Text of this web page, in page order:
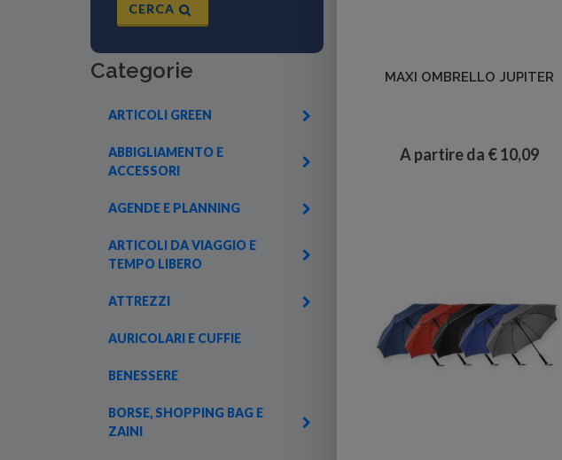
CERCA
Categorie
ARTICOLI GREEN
ABBIGLIAMENTO E
ACCESSORI
AGENDE E PLANNING
ARTICOLI DA VIAGGIO E
TEMPO LIBERO
ATTREZZI
AURICOLARI E CUFFIE
BENESSERE
BORSE, SHOPPING BAG E
ZAINI
MAXI OMBRELLO JUPITER
A partire da € 10,09